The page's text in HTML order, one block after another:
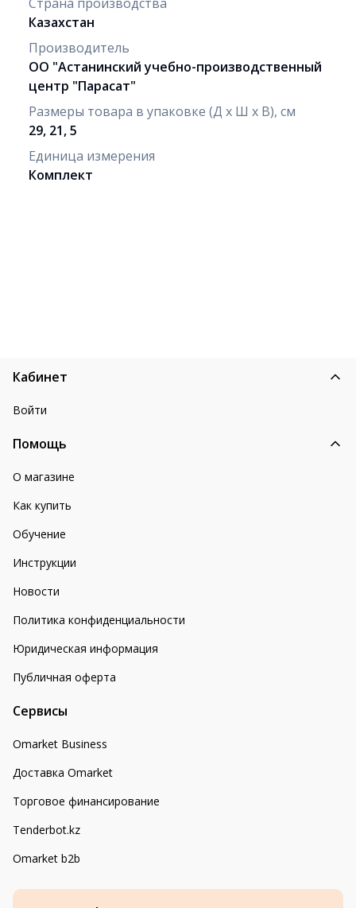
Казахстан
Производитель
ОО "Астанинский учебно-производственный
центр "Парасат"
Размеры товара в упаковке (Д х Ш х В), см
29, 21, 5
Единица измерения
Комплект
Кабинет
Войти
Помощь
О магазине
Как купить
Обучение
Инструкции
Новости
Политика конфиденциальности
Юридическая информация
Публичная оферта
Сервисы
Omarket Business
Доставка Omarket
Торговое финансирование
Tenderbot.kz
Omarket b2b